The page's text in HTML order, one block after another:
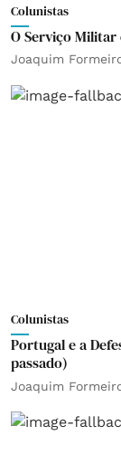
Colunistas
O Serviço
Joaquim
Colunistas
Portugal e a
passado)
Joaquim